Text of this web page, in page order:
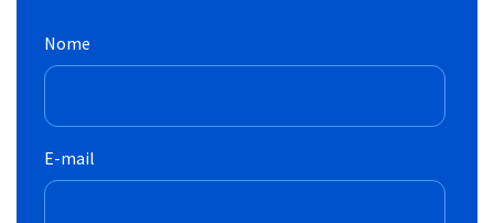
Nome
E-mail